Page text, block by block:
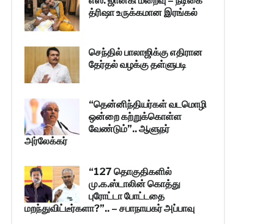
த்ரிஷா உருக்கமான இரங்கல்
செந்தில் பாலாஜிக்கு எதிரான
தேர்தல் வழக்கு தள்ளுபடி
“தென்னிந்தியர்கள் வடமொழி
ஒன்றை கற்றுக்கொள்ள
வேண்டும்”.. ஆளுநர்
அர்லேக்கர்
“127 தொகுதிகளில்
மு.க.ஸ்டாலின் கொத்து
புரோட்டா போட்டதை
மறந்துவிட்டீர்களா?”.. – சபாநாயகர் அப்பாவு